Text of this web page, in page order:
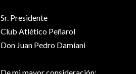
Sr. Presidente
Club Atlético Peñarol
Don Juan Pedro Damiani